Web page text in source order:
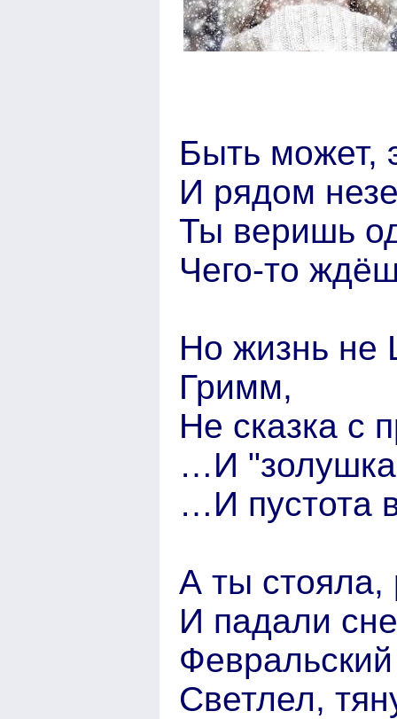
Быть может,
И рядом
Ты веришь
Чего-то
Но жизнь не
Гримм,
Не сказка с
…И
…И пустота
А ты стояла,
И падали
Светлел,